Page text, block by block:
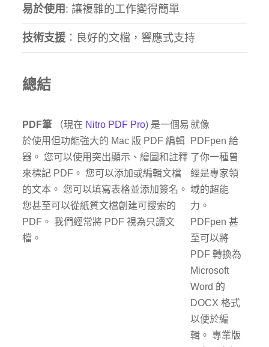
易於使用 : 讓複雜的工作變得簡單
技術支援 ：良好的文檔，響應式支持
總結
PDF筆 （現在 Nitro PDF Pro) 是一個易
於使用但功能強大的 Mac 版 PDF 編輯
器。 您可以使用突出顯示、繪圖和註釋
來標記 PDF。 您可以添加或編輯文檔
的文本。 您可以填寫表格並添加簽名。
您甚至可以從紙質文檔創建可搜索的
PDF。 我們經常將 PDF 視為只讀文
檔。
就像
PDFpen 給
了你一種曾
經是專家領
域的超能
力。
PDFpen 甚
至可以將
PDF 轉換為
Microsoft
Word 的
DOCX 格式
以便於編
輯。 專業版